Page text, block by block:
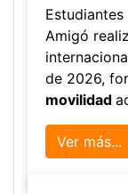
Amigó
de 2026,
movilidad
Ver más...